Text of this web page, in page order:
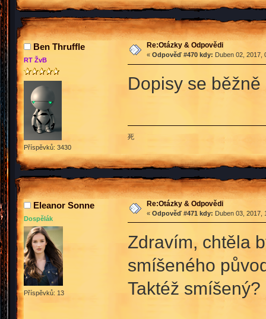
Ben Thruffle
RT ŽvB
Příspěvků: 3430
Re:Otázky & Odpovědi
« Odpověď #470 kdy: Duben 02, 2017,
Dopisy se
死
Eleanor Sonne
Dospělák
Příspěvků: 13
Re:Otázky & Odpovědi
« Odpověď #471 kdy: Duben 03, 2017,
Zdravím, chtěla
smíšeného
Taktéž smíšený?